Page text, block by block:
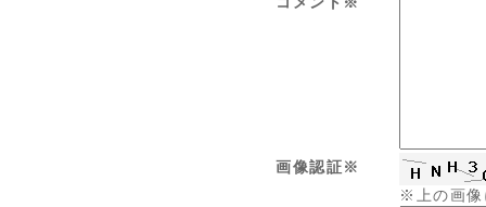
画像認証※
※上の画像